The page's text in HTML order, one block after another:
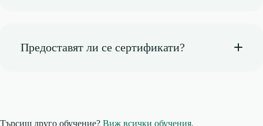
Предоставят ли се сертификати?
Търсиш друго обучение? Виж всички обучения.